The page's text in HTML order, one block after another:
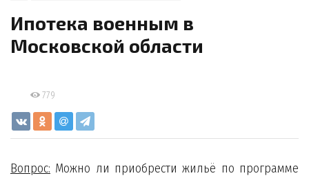
Ипотека военным в
Московской области
779
Вопрос: Можно ли приобрести жильё по программе